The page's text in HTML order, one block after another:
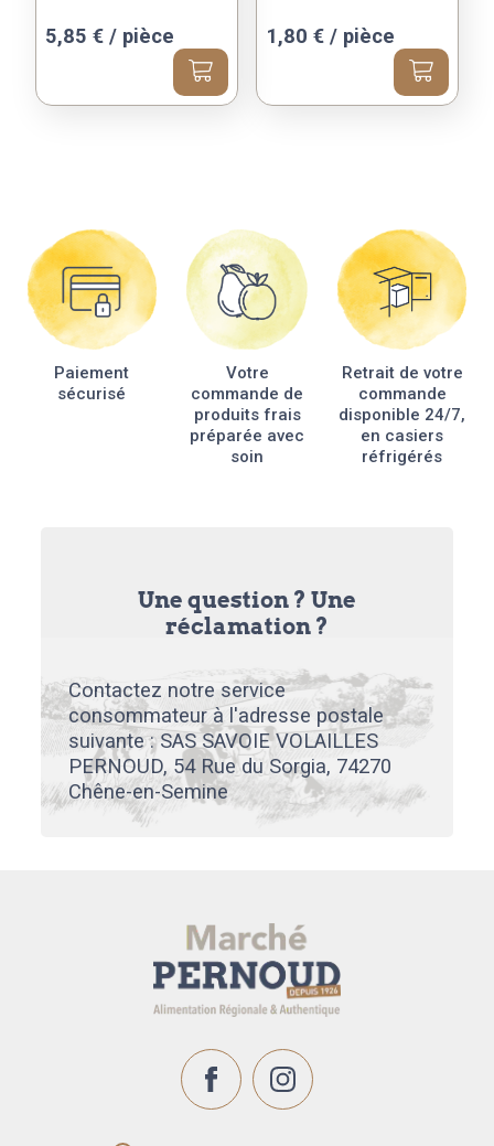
5,85 € / pièce 1,80 € / pièce
Paiement
sécurisé
Votre
commande de
produits frais
préparée avec
soin
Retrait de votre
commande
disponible 24/7,
en casiers
réfrigérés
Une question ? Une
réclamation ?
Contactez notre service
consommateur à l'adresse postale
suivante : SAS SAVOIE VOLAILLES
PERNOUD, 54 Rue du Sorgia, 74270
Chêne-en-Semine